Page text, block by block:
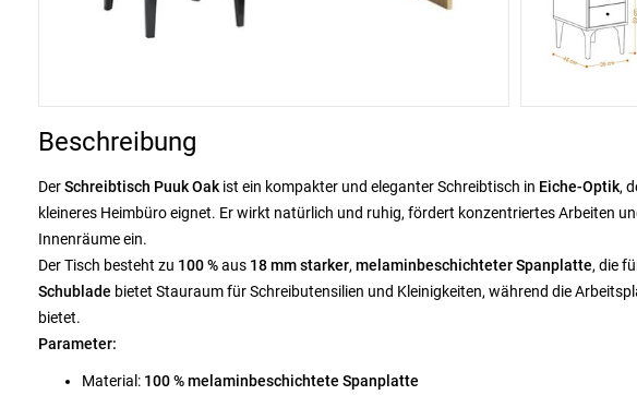
Beschreibung
DerSchreibtisch Puuk Oak ist ein kompakter und eleganter Schreibtisch in Eiche-Optik,
kleineres Heimbüro eignet. Er wirkt natürlich und ruhig, fördert konzentriertes Arbeiten
Innenräume ein.
Der Tisch besteht zu 100 %aus 18 mm starker, melaminbeschichteter Spanplatte, die
Schublade bietet Stauraum für Schreibutensilien und Kleinigkeiten, während die
bietet.
Parameter:
Material: 100 % melaminbeschichtete Spanplatte